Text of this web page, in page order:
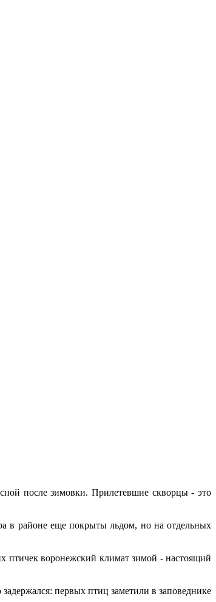
после зимовки. Прилетевшие скворцы - это
в районе еще покрыты льдом, но на отдельных
птичек воронежский климат зимой - настоящий
первых птиц заметили в заповеднике